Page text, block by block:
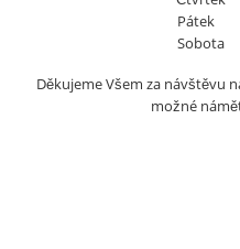
Pátek
Sobota
Děkujeme Všem za návštěvu
možné